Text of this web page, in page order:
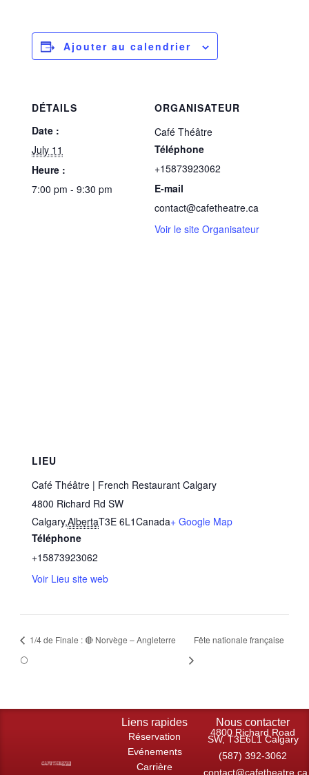
Ajouter au calendrier
DÉTAILS
Date :
July 11
Heure :
7:00 pm - 9:30 pm
ORGANISATEUR
Café Théâtre
Téléphone
+15873923062
E-mail
contact@cafetheatre.ca
Voir le site Organisateur
LIEU
Café Théâtre | French Restaurant Calgary
4800 Richard Rd SW
Calgary,AlbertaT3E 6L1Canada+ Google Map
Téléphone
+15873923062
Voir Lieu site web
1/4 de Finale : 🔴 Norvège – Angleterre
⚪
Fête nationale française
Liens rapides
Réservation
Evénements
Carrière
Nous contacter
4800 Richard Road
SW, T3E6L1 Calgary
(587) 392-3062
contact@cafetheatre.ca